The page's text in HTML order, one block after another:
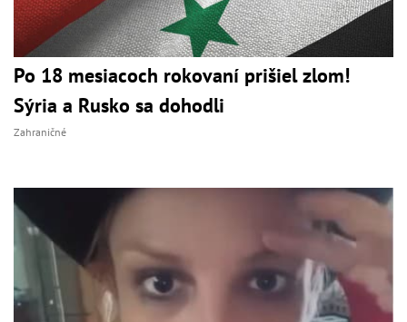
Po 18 mesiacoch rokovaní prišiel zlom!
Sýria a Rusko sa dohodli
Zahraničné